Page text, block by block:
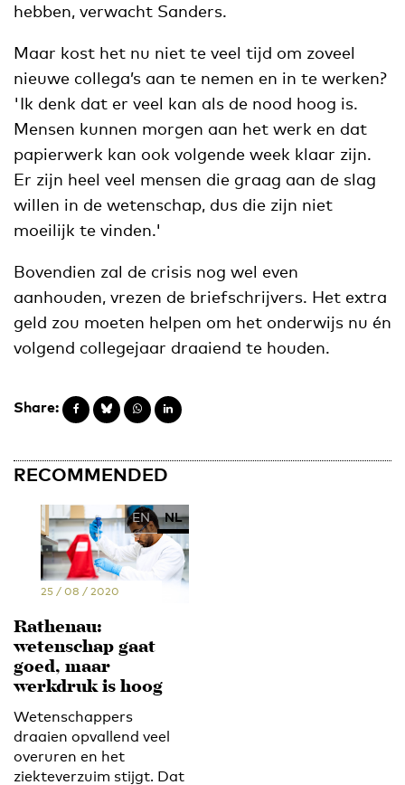
hebben, verwacht Sanders.
Maar kost het nu niet te veel tijd om zoveel
nieuwe collega’s aan te nemen en in te werken?
'Ik denk dat er veel kan als de nood hoog is.
Mensen kunnen morgen aan het werk en dat
papierwerk kan ook volgende week klaar zijn.
Er zijn heel veel mensen die graag aan de slag
willen in de wetenschap, dus die zijn niet
moeilijk te vinden.'
Bovendien zal de crisis nog wel even
aanhouden, vrezen de briefschrijvers. Het extra
geld zou moeten helpen om het onderwijs nu én
volgend collegejaar draaiend te houden.
Share:
RECOMMENDED
EN NL
25 / 08 / 2020
Rathenau:
wetenschap gaat
goed, maar
werkdruk is hoog
Wetenschappers
draaien opvallend veel
overuren en het
ziekteverzuim stijgt. Dat